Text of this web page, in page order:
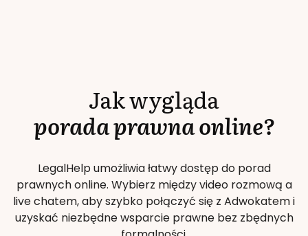
Jak wygląda
porada prawna online?
LegalHelp umożliwia łatwy dostęp do porad
prawnych online. Wybierz między video rozmową a
live chatem, aby szybko połączyć się z Adwokatem i
uzyskać niezbędne wsparcie prawne bez zbędnych